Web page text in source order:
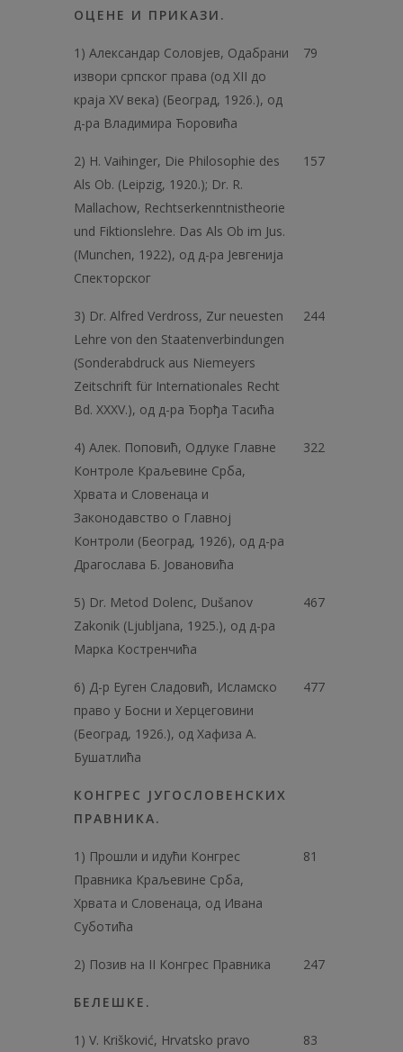
ОЦЕНЕ И ПРИКАЗИ.
1) Александар Соловјев, Одабрани
извори српског права (од XII до
краја XV века) (Београд, 1926.), од
д-ра Владимира Ћоровића
79
2) Н. Vaihinger, Die Philosophie des
Als Ob. (Leipzig, 1920.); Dr. R.
Mallachow, Rechtserkenntnistheorie
und Fiktionslehre. Das Als Ob im Jus.
(Munchen, 1922), од д-ра Јевгенија
Спекторског
157
3) Dr. Alfred Verdross, Zur neuesten
Lehre von den Staatenverbindungen
(Sonderabdruck aus Niemeyers
Zeitschrift für Internationales Recht
Bd. XXXV.), од д-ра Ђорђа Тасића
244
4) Алек. Поповић, Одлуке Главне
Контроле Краљевине Срба,
Хрвата и Словенаца и
Законодавство о Главној
Контроли (Београд, 1926), од д-ра
Драгослава Б. Јовановића
322
5) Dr. Metod Dolenc, Dušanov
Zakonik (Ljubljana, 1925.), од д-ра
Марка Костренчића
467
6) Д-р Еуген Сладовић, Исламско
право у Босни и Херцеговини
(Београд, 1926.), од Хафиза А.
Бушатлића
477
КОНГРЕС ЈУГОСЛОВЕНСКИХ
ПРАВНИКА.
1) Прошли и идући Конгрес
Правника Краљевине Срба,
Хрвата и Словенаца, од Ивана
Суботића
81
2) Позив на II Конгрес Правника 247
БЕЛЕШКЕ.
1) V. Krišković, Hrvatsko pravo 83